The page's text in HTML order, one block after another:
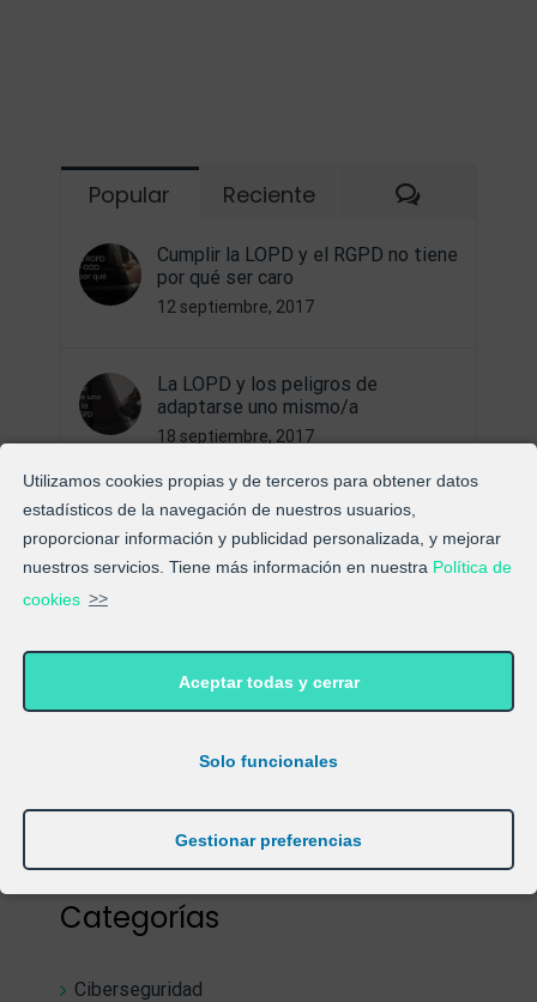
Utilizamos cookies propias y de terceros para obtener datos
estadísticos de la navegación de nuestros usuarios,
proporcionar información y publicidad personalizada, y mejorar
nuestros servicios. Tiene más información en nuestra Política de
cookies >>
Aceptar todas y cerrar
Solo funcionales
Gestionar preferencias
Popular Reciente
Cumplir la LOPD y el RGPD no tiene
por qué ser caro
12 septiembre, 2017
La LOPD y los peligros de
adaptarse uno mismo/a
18 septiembre, 2017
Sobre la “Nueva Ley de Protección
de Datos”
21 diciembre, 2017
6 septiembre, 2017
El RGPD y la “nueva LOPD”
Categorías
Ciberseguridad